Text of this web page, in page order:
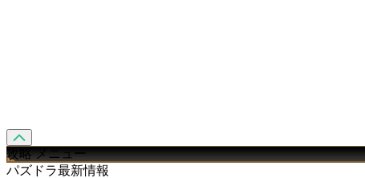
攻略 メニュー
パズドラ最新情報